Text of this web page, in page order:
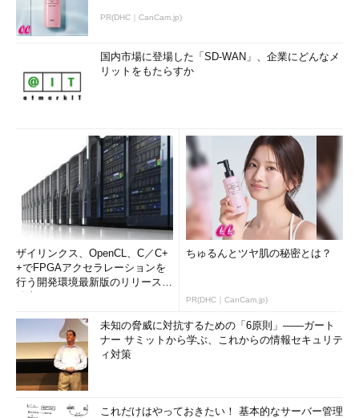
PR(DHC｜CanCam.jp)
国内市場に登場した「SD-WAN」、企業にどんなメ
リットをもたらすか
ザイリンクス、OpenCL、C／C+
+でFPGAアクセラレーションを
行う開発環境最新版のリリースを
ちゅるんとツヤ肌の秘密とは？
PR(DHC｜CanCam.jp)
未知の脅威に対抗するための「6原則」――ガート
ナー サミットから学ぶ、これからの情報セキュリテ
ィ対策
これだけはやっておきたい！ 基本的なサーバー管理